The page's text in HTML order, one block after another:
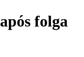
folga